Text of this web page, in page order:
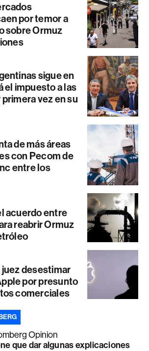
por temor a
sobre Ormuz
sigue en
el impuesto a las
vez en su
de más áreas
con Pecom de
entre los
acuerdo entre
reabrir Ormuz
juez desestimar
por presunto
comerciales
Opinion
que dar algunas explicaciones